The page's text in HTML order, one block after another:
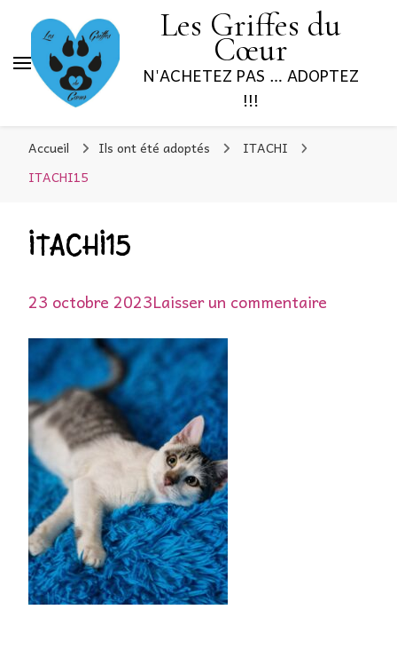
Les Griffes du
Cœur
N'ACHETEZ PAS … ADOPTEZ
!!!
Accueil Ils ont été adoptés
ITACHI
ITACHI15
ITACHI15
23 octobre 2023Laisser un commentaire